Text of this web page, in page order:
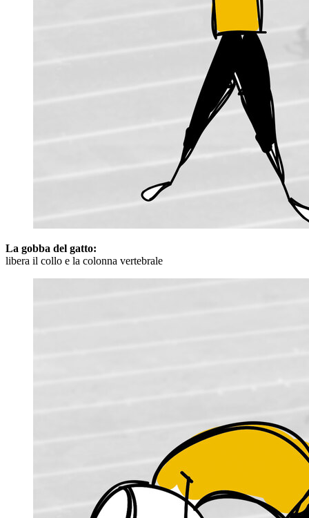
La gobba del gatto:
libera il collo e la colonna vertebrale